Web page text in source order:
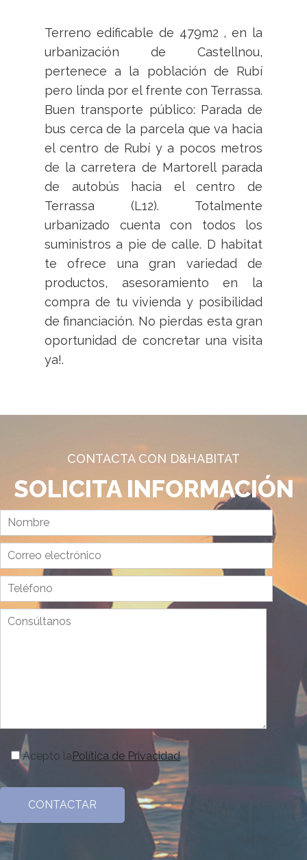
Terreno edificable de 479m2 , en la
urbanización de Castellnou,
pertenece a la población de Rubí
pero linda por el frente con Terrassa.
Buen transporte público: Parada de
bus cerca de la parcela que va hacia
el centro de Rubí y a pocos metros
de la carretera de Martorell parada
de autobús hacia el centro de
Terrassa (L12). Totalmente
urbanizado cuenta con todos los
suministros a pie de calle. D habitat
te ofrece una gran variedad de
productos, asesoramiento en la
compra de tu vivienda y posibilidad
de financiación. No pierdas esta gran
oportunidad de concretar una visita
ya!.
CONTACTA CON D&HABITAT
SOLICITA INFORMACIÓN
Acepto laPolítica de Privacidad